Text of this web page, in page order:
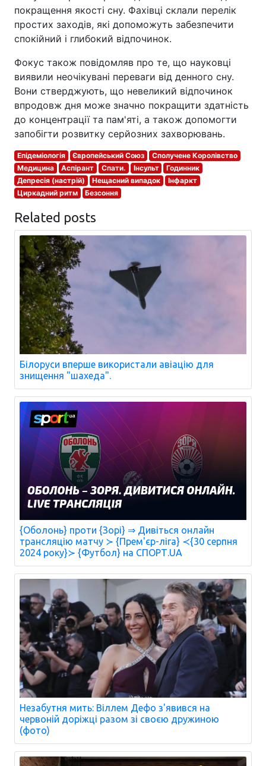
покращення якості сну. Фахівці склали перелік
простих заходів, які допоможуть забезпечити
спокійний і глибокий відпочинок.
Фокус також повідомляв про те, що науковці
виявили неочікувані переваги від денного сну.
Вони стверджують, що невеликий відпочинок
впродовж дня може значно покращити здатність
до концентрації та пам'яті, а також допомогти
запобігти розвитку серйозних захворювань.
Епідеміологія Європейський Союз
Сполучене Королівство
Медицина
Аспірант Спати. Інсульт
Годинник
Депресія (настрій)
Нещасний випадок
Інфаркт
Циркадний ритм
Безсоння
Related posts
Білоруси вперше використали авіацію для
знищення "шахеда".
{Оболонь} проти {Зорі} ⇒ Дивіться онлайн
трансляцію матчу ≻ {Прем'єр-ліга} ≺{30 серпня
2024 року}≻ {Футбол} на СПОРТ.UA
Незабутня мить: Віллем Дефо з'явився на
червоній доріжці разом зі своєю дружиною
(фото)